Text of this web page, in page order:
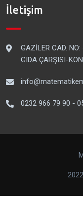
İletişim
GAZİLER CAD.
GIDA ÇARŞISI-
0232 966 79 90 -